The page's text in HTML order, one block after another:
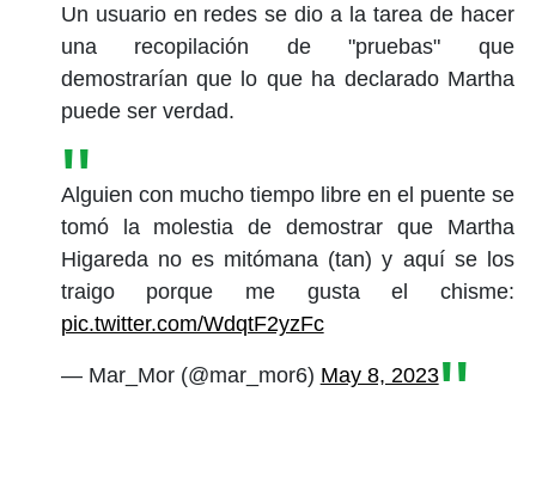
Un usuario en redes se dio a la tarea de hacer
una recopilación de "pruebas" que
demostrarían que lo que ha declarado Martha
puede ser verdad.
Alguien con mucho tiempo libre en el puente se
tomó la molestia de demostrar que Martha
Higareda no es mitómana (tan) y aquí se los
traigo porque me gusta el chisme:
pic.twitter.com/WdqtF2yzFc
— Mar_Mor (@mar_mor6) May 8, 2023